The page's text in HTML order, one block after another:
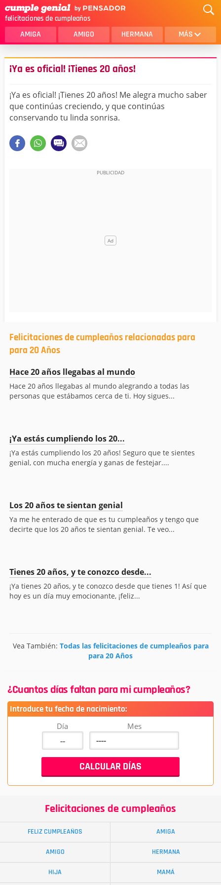
felicitaciones de cumpleaños
AMIGA AMIGO HERMANA MÁS
MAMA
AMOR
SOBRINA
HIJA
HERMANO
NOVIA
¡Ya es oficial! ¡Tienes 20 años!
¡Ya es oficial! ¡Tienes 20 años! Me alegra mucho saber
que continúas creciendo, y que continúas
conservando tu linda sonrisa.
Felicitaciones de cumpleaños relacionadas para
para 20 Años
Hace 20 años llegabas al mundo
Hace 20 años llegabas al mundo alegrando a todas las
personas que estábamos cerca de ti. Hoy sigues...
¡Ya estás cumpliendo los 20...
¡Ya estás cumpliendo los 20 años! Seguro que te sientes
genial, con mucha energía y ganas de festejar....
Los 20 años te sientan genial
Ya me he enterado de que es tu cumpleaños y tengo que
decirte que los 20 años te sientan genial. Te veo...
Tienes 20 años, y te conozco desde...
¡Ya tienes 20 años, y te conozco desde que tienes 1! Así que
hoy es un día muy emocionante, ¡feliz...
Vea También: Todas las felicitaciones de cumpleaños para
para 20 Años
¿Cuantos días faltan para mi cumpleaños?
Introduce tu fecha de nacimiento:
Día Mes
Felicitaciones de cumpleaños
FELIZ CUMPLEAÑOS AMIGA
AMIGO HERMANA
HIJA MAMÁ